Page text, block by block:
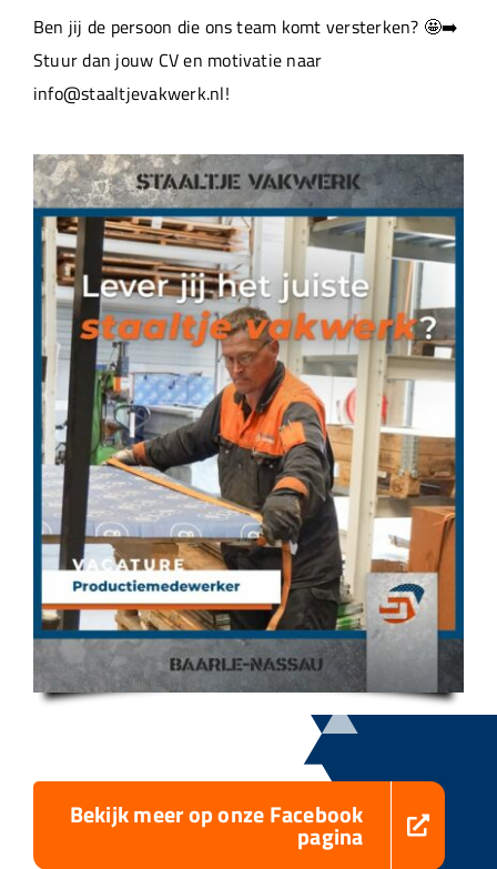
Ben jij de persoon die ons team komt versterken? 🤩➡️
Stuur dan jouw CV en motivatie naar
info@staaltjevakwerk.nl!
Bekijk meer op onze Facebook
pagina